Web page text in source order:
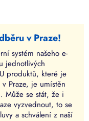
v Praze!
systém našeho e-
jednotlivých
produktů, které je
Praze, je umístěn
Může se stát, že i
vyzvednout, to se
a schválení z naší